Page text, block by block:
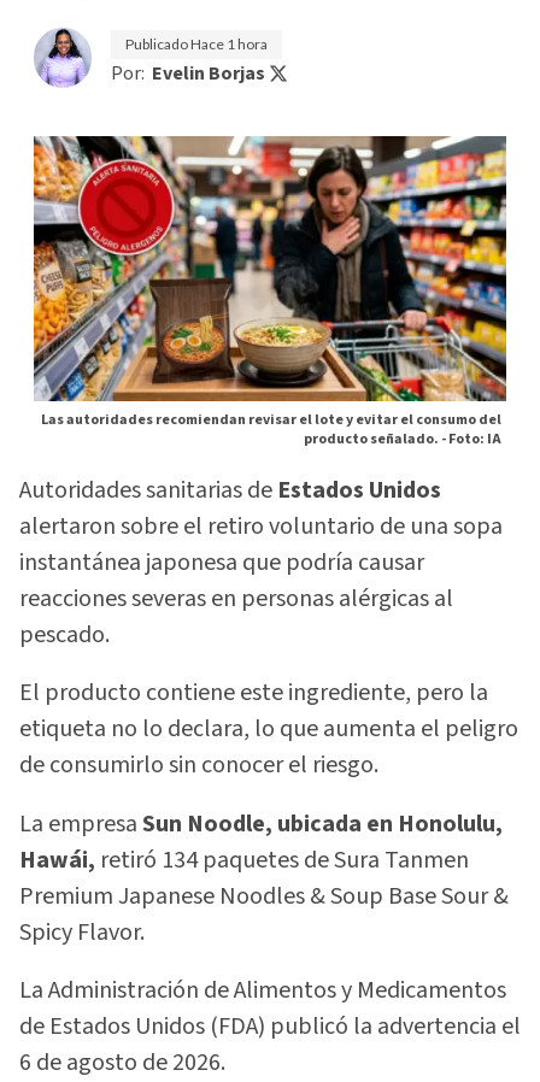
PublicadoHace 1 hora
Por: Evelin Borjas
Las autoridades recomiendan revisar el lote y evitar el consumo del
producto señalado. -Foto: IA
Autoridades sanitarias de Estados Unidos
alertaron sobre el retiro voluntario de una sopa
instantánea japonesa que podría causar
reacciones severas en personas alérgicas al
pescado.
El producto contiene este ingrediente, pero la
etiqueta no lo declara, lo que aumenta el peligro
de consumirlo sin conocer el riesgo.
La empresaSun Noodle, ubicada en Honolulu,
Hawái, retiró 134 paquetes de Sura Tanmen
Premium Japanese Noodles & Soup Base Sour &
Spicy Flavor.
La Administración de Alimentos y Medicamentos
de Estados Unidos (FDA) publicó la advertencia el
6 de agosto de 2026.